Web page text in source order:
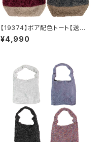
【19374】ボア配色トート【送料
無料】秋冬バッグ 新作
¥4,990